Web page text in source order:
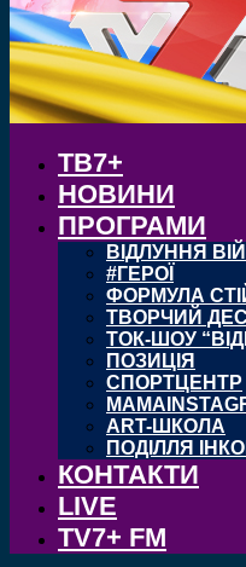
ТВ7+
НОВИНИ
ПРОГРАМИ
ВІДЛУННЯ
#ГЕРОЇ
ФОРМУЛА
ТВОРЧИЙ
ТОК-ШОУ
ПОЗИЦІЯ
СПОРТЦЕНТР
ART-ШКОЛА
ПОДІЛЛЯ
КОНТАКТИ
LIVE
TV7+ FM